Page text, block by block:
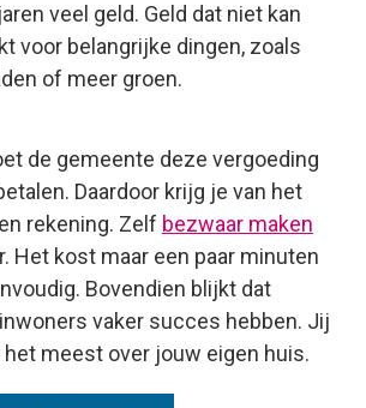
veel geld. Geld dat niet kan
voor belangrijke dingen, zoals
of meer groen.
de gemeente deze vergoeding
Daardoor krijg je van het
rekening. Zelf bezwaar maken
Het kost maar een paar minuten
Bovendien blijkt dat
vaker succes hebben. Jij
meest over jouw eigen huis.